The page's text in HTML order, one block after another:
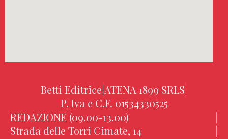
Betti Editrice ATENA 1899 SRLS
P. Iva e C.F. 01534330525
REDAZIONE (09.00-13.00)
Strada delle Torri Cimate, 14